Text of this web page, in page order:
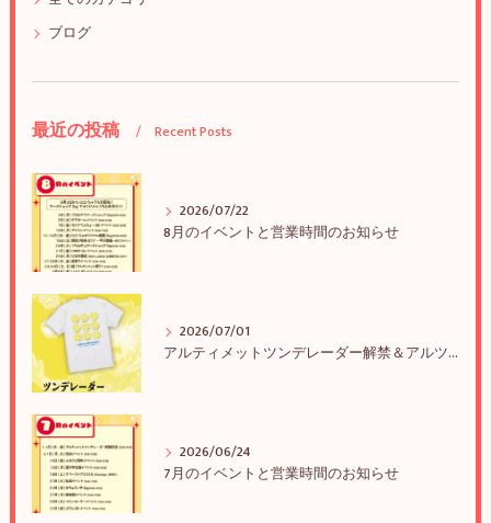
ブログ
最近の投稿 Recent Posts
2026/07/22
8月のイベントと営業時間のお知らせ
2026/07/01
アルティメットツンデレーダー解禁＆アルツンBIGTEE販売のお知らせ
2026/06/24
7月のイベントと営業時間のお知らせ